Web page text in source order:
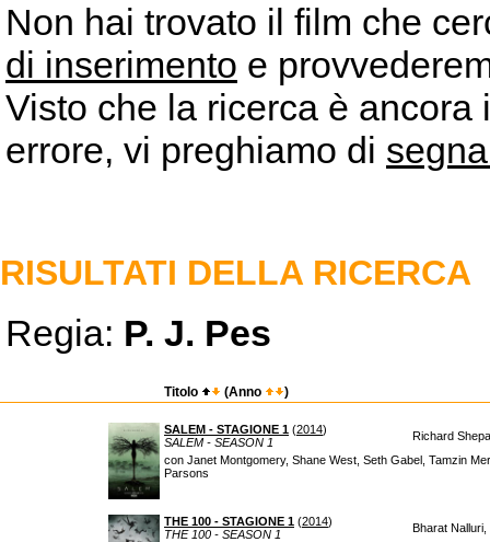
Non hai trovato il film che
di inserimento e
Visto che la ricerca è
errore, vi preghiamo di
RISULTATI DELLA RICERCA
Regia: P. J. Pes
Titolo (Anno )
SALEM - STAGIONE 1 (2014)
SALEM - SEASON 1
Richard
con Janet Montgomery, Shane West, Seth Gabel, Tamzin
Parsons
THE 100 - STAGIONE 1 (2014)
THE 100 - SEASON 1
Bharat